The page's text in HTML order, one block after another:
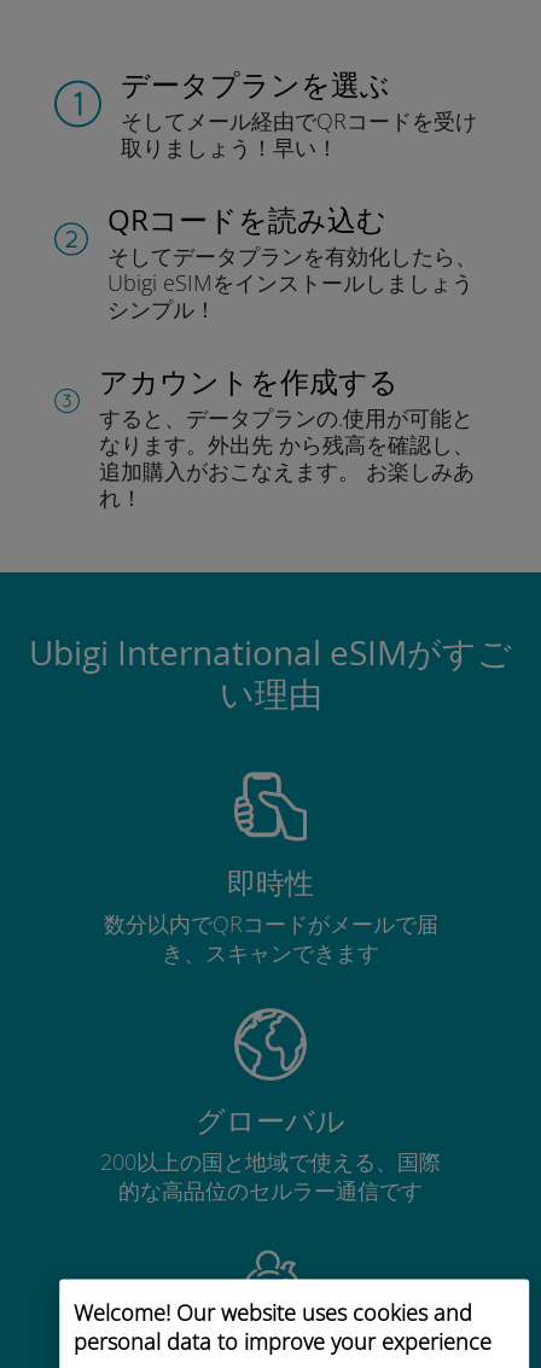
Welcome! Our website uses cookies and
personal data to improve your experience
データプランを選ぶ
そしてメール経由でQRコードを受け
取りましょう！早い！
QRコードを読み込む
そしてデータプランを有効化したら、
Ubigi eSIMをインストールしま しょう
シンプル！
アカウントを作成する
すると、データプランの.使用が可能と
なります。 外出先 から残高を確認し、
追加購入がおこなえます。
お楽しみあ
れ！
Ubigi International eSIMがすご
い理由
即時性
数分以内でQRコードがメールで届
き、スキャンできます
グローバル
200以上の国と地域で使える、国際
的な高品位のセルラー通信です
コストパフォーマンス